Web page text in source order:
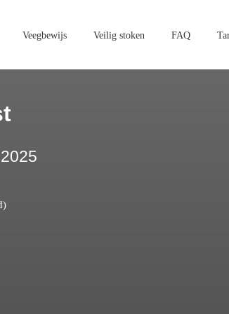
Veegbewijs Veilig stoken FAQ